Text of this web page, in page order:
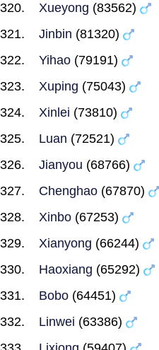
Xueyong (83562)
Jinbin (81320)
Yihao (79191)
Xuping (75043)
Xinlei (73810)
Luan (72521)
Jianyou (68766)
Chenghao (67870)
Xinbo (67253)
Xianyong (66244)
Haoxiang (65292)
Bobo (64451)
Linwei (63386)